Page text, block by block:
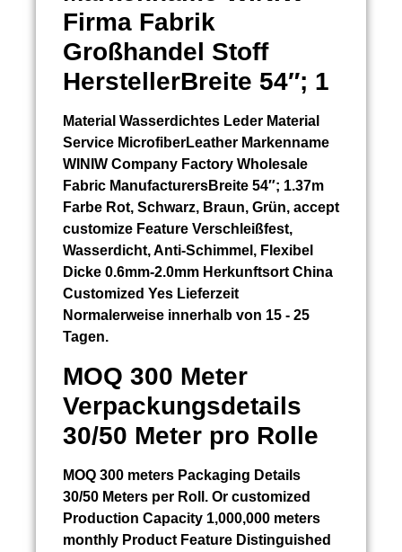
Firma Fabrik
Großhandel Stoff
HerstellerBreite 54″; 1
Material Wasserdichtes Leder Material
Service MicrofiberLeather Markenname
WINIW Company Factory Wholesale
Fabric ManufacturersBreite 54″; 1.37m
Farbe Rot, Schwarz, Braun, Grün, accept
customize Feature Verschleißfest,
Wasserdicht, Anti-Schimmel, Flexibel
Dicke 0.6mm-2.0mm Herkunftsort China
Customized Yes Lieferzeit
Normalerweise innerhalb von 15 - 25
Tagen.
MOQ 300 Meter
Verpackungsdetails
30/50 Meter pro Rolle
MOQ 300 meters Packaging Details
30/50 Meters per Roll. Or customized
Production Capacity 1,000,000 meters
monthly Product Feature Distinguished